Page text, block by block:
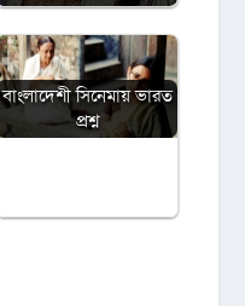
বাংলাদেশী সিনেমায় ভারত
প্রশ্ন